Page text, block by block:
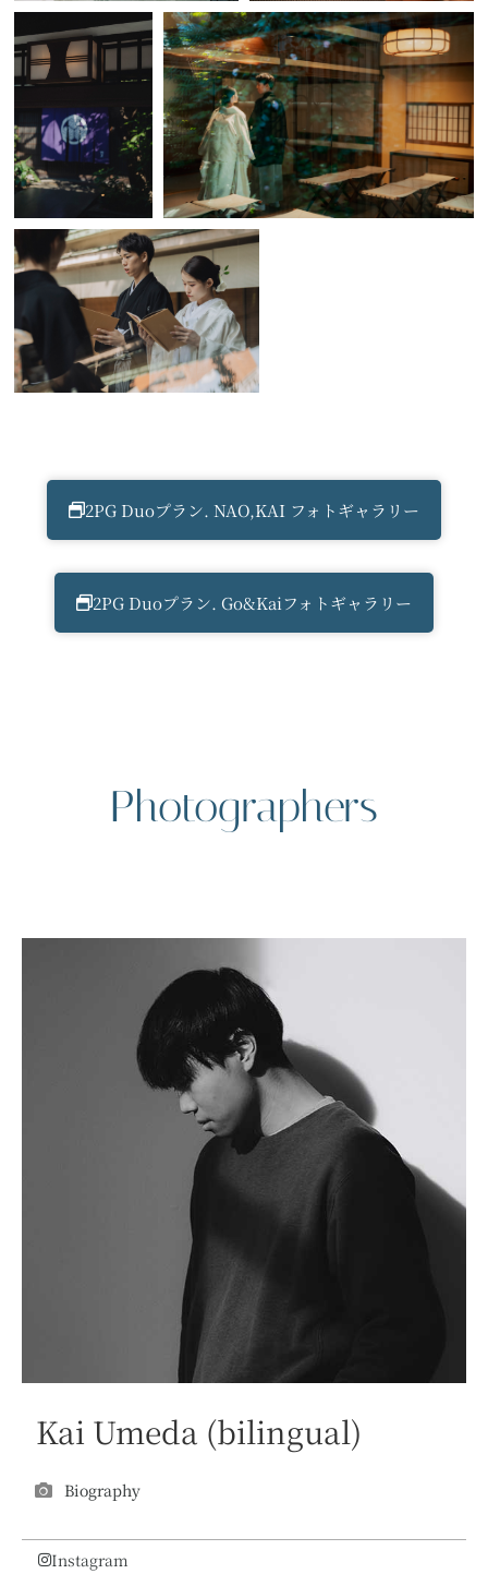
2PG Duoプラン. NAO,KAI フォトギャラリー
2PG Duoプラン. Go&Kaiフォトギャラリー
Photographers
Kai Umeda (bilingual)
Biography
Instagram